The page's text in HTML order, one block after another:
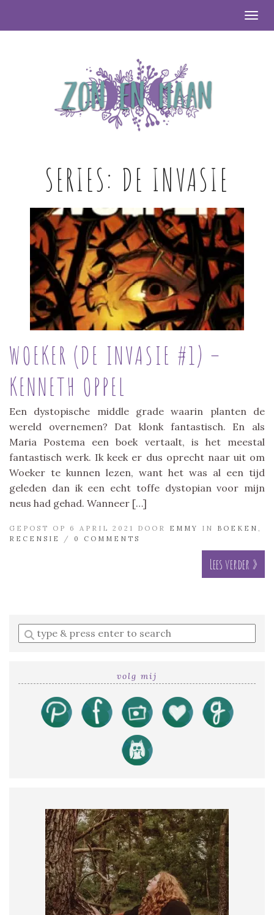
SERIES: DE INVASIE
WOEKER (DE INVASIE #1) –
KENNETH OPPEL
Een dystopische middle grade waarin planten de
wereld overnemen? Dat klonk fantastisch. En als
Maria Postema een boek vertaalt, is het meestal
fantastisch werk. Ik keek er dus oprecht naar uit om
Woeker te kunnen lezen, want het was al een tijd
geleden dan ik een echt toffe dystopian voor mijn
neus had gehad. Wanneer […]
GEPOST OP 6 APRIL 2021 DOOR EMMY IN BOEKEN
RECENSIE
/ 0 COMMENTS
Lees verder »
Enter
a
volg mij